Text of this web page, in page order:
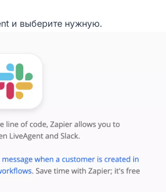
и выберите нужную.